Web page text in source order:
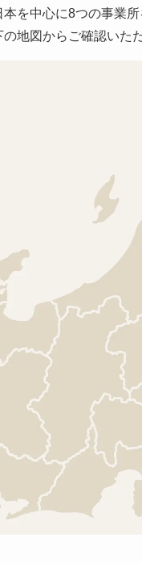
を中心に8つの事業所
地図からご確認いた